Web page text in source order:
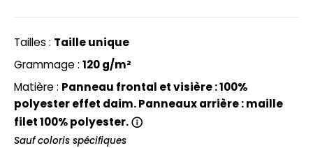
LABEL / TEAR AWAY
HALES
ROW
OF THE LOOM
Tailles : Taille unique
Grammage : 120 g/m²
Matière : Panneau frontal et visière : 100%
polyester effet daim. Panneaux arrière : maille
filet 100% polyester.
Sauf coloris spécifiques